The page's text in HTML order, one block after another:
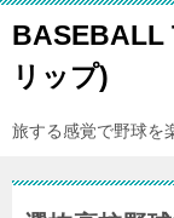
BASEBALL
リップ)
旅する感覚で野球を